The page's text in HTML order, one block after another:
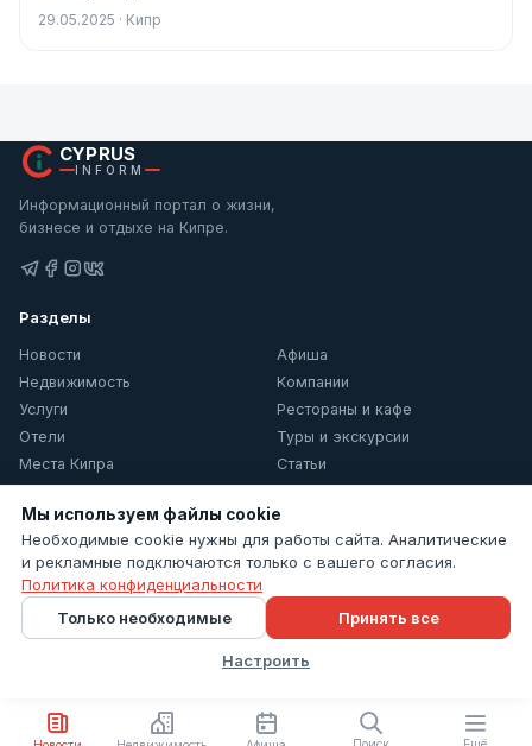
29.05.2025 · Кипр
CYPRUS
INFORM
Информационный портал о жизни,
бизнесе и отдыхе на Кипре.
Разделы
Новости
Афиша
Недвижимость
Компании
Услуги
Рестораны и кафе
Отели
Туры и экскурсии
Места Кипра
Статьи
Информация
Контакты
Политика конфиденциальности
Настройки cookie
© 2026 Cyprus Inform. Все права защищены.
Мы используем файлы cookie
Необходимые cookie нужны для работы сайта. Аналитические
и рекламные подключаются только с вашего согласия.
Политика конфиденциальности
Настроить
Только необходимые Принять все